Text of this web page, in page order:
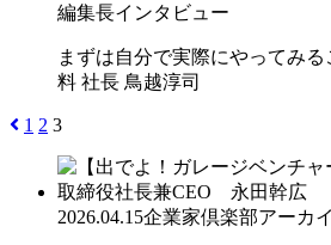
編集長インタビュー
まずは自分で実際にやってみ
料 社長 鳥越淳司
1 2 3
2026.04.15企業家倶楽部アーカ